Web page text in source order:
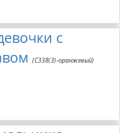
с
(C338(3)-оранжевый)